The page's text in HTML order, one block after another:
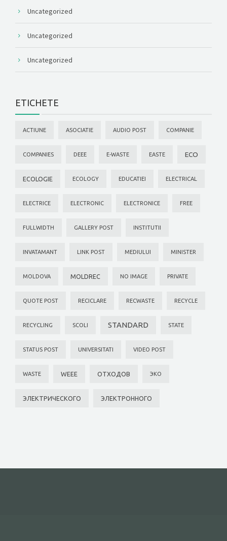
Uncategorized
Uncategorized
Uncategorized
ETICHETE
ACTIUNE ASOCIATIE AUDIO POST COMPANIE
COMPANIES DEEE E-WASTE EASTE ECO
ECOLOGIE ECOLOGY EDUCATIEI ELECTRICAL
ELECTRICE ELECTRONIC ELECTRONICE FREE
FULLWIDTH GALLERY POST INSTITUTII
INVATAMANT LINK POST MEDIULUI MINISTER
MOLDOVA MOLDREC NO IMAGE PRIVATE
QUOTE POST RECICLARE RECWASTE RECYCLE
RECYCLING SCOLI STANDARD STATE
STATUS POST UNIVERSITATI VIDEO POST
WASTE WEEE ОТХОДОВ ЭКО
ЭЛЕКТРИЧЕСКОГО ЭЛЕКТРОННОГО